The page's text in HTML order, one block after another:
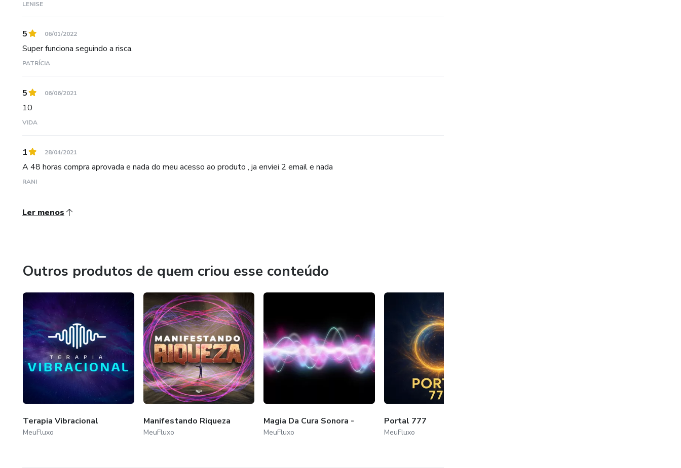
LENISE
5 06/01/2022
Super funciona seguindo a risca.
PATRÍCIA
5 06/06/2021
10
VIDA
1 28/04/2021
A 48 horas compra aprovada e nada do meu acesso ao produto , ja enviei 2 email e nada
RANI
Ler menos
Outros produtos de quem criou esse conteúdo
Terapia Vibracional
MeuFluxo
Manifestando Riqueza
MeuFluxo
Magia Da Cura Sonora -
MeuFluxo
Portal 777
MeuFluxo